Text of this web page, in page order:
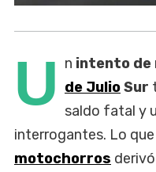
U n intento de
de JulioSur
saldo fatal y
interrogantes. Lo
motochorros